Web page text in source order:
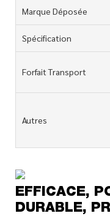
Marque Déposée
Spécification
Forfait Transport
Autres
EFFICACE,
DURABLE,